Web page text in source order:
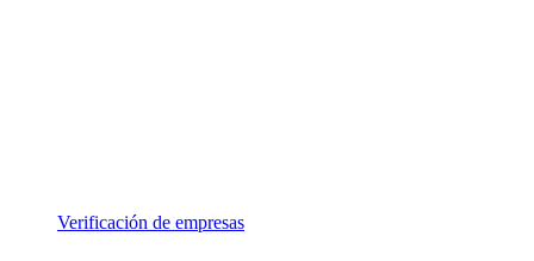
Verificación de empresas